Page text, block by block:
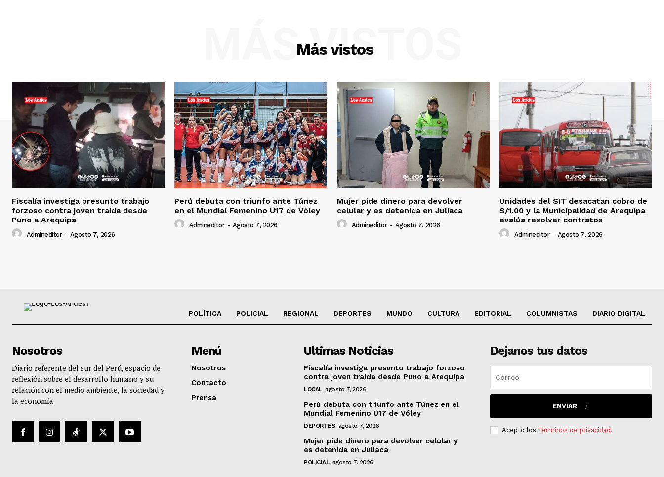
Más vistos
MÁS VISTOS
Fiscalía investiga presunto trabajo
forzoso contra joven traída desde
Puno a Arequipa
Admineditor - Agosto 7, 2026
Perú debuta con triunfo ante Túnez
en el Mundial Femenino U17 de Vóley
Admineditor - Agosto 7, 2026
Mujer pide dinero para devolver
celular y es detenida en Juliaca
Admineditor - Agosto 7, 2026
Unidades del SIT desacatan cobro de
S/1.00 y la Municipalidad de Arequipa
evalúa resolver contratos
Admineditor - Agosto 7, 2026
POLÍTICA POLICIAL REGIONAL DEPORTES MUNDO CULTURA EDITORIAL COLUMNISTAS DIARIO DIGITAL
Nosotros
Diario referente del sur del Perú, espacio de
reflexión sobre el desarrollo humano y su
relación con el medio ambiente, la sociedad y
la economía
Menú
Nosotros
Contacto
Prensa
Ultimas Noticias
Fiscalía investiga presunto trabajo forzoso
contra joven traída desde Puno a Arequipa
LOCAL agosto 7, 2026
Perú debuta con triunfo ante Túnez en el
Mundial Femenino U17 de Vóley
DEPORTES agosto 7, 2026
Mujer pide dinero para devolver celular y
es detenida en Juliaca
POLICIAL agosto 7, 2026
Dejanos tus datos
ENVIAR
Acepto los Terminos de privacidad .